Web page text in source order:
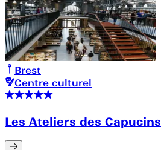
Brest
Centre culturel
Les Ateliers des Capucins